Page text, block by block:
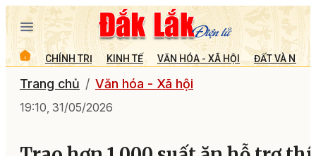
CHÍNH TRỊ KINH TẾ VĂN HÓA - XÃ HỘI ĐẤT VÀ
Trang chủ Văn hóa - Xã hội
19:10, 31/05/2026